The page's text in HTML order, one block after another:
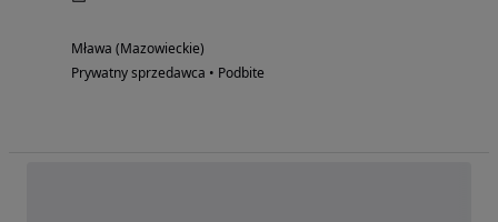
Mława (Mazowieckie)
Prywatny sprzedawca • Podbite